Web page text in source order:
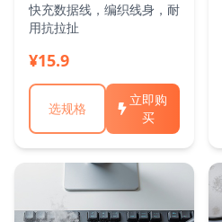
快充数据线，编织线身，耐
用抗拉扯
¥15.9
选规格
立即购
买